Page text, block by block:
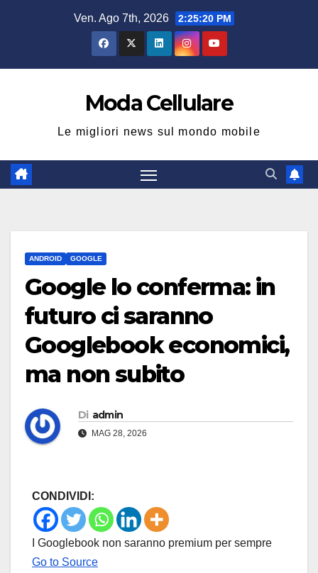
Ven. Ago 7th, 2026 2:25:20 PM
Moda Cellulare
Le migliori news sul mondo mobile
ANDROID GOOGLE
Google lo conferma: in
futuro ci saranno
Googlebook economici,
ma non subito
Di admin
MAG 28, 2026
CONDIVIDI:
I Googlebook non saranno premium per sempre
Go to Source